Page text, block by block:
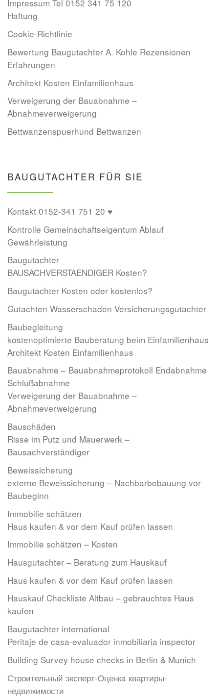
Impressum Tel 0152 341 75 120
Haftung
Cookie-Richtlinie
Bewertung Baugutachter A. Kohle Rezensionen
Erfahrungen
Architekt Kosten Einfamilienhaus
Verweigerung der Bauabnahme –
Abnahmeverweigerung
Bettwanzenspuerhund Bettwanzen
BAUGUTACHTER FÜR SIE
Kontakt 0152-341 751 20 ♥
Kontrolle Gemeinschaftseigentum Ablauf
Gewährleistung
Baugutachter
BAUSACHVERSTAENDIGER Kosten?
Baugutachter Kosten oder kostenlos?
Gutachten Wasserschaden Versicherungsgutachter
Baubegleitung
kostenoptimierte Bauberatung beim Einfamilienhaus
Architekt Kosten Einfamilienhaus
Bauabnahme – Bauabnahmeprotokoll Endabnahme
Schlußabnahme
Verweigerung der Bauabnahme –
Abnahmeverweigerung
Bauschäden
Risse im Putz und Mauerwerk –
Bausachverständiger
Beweissicherung
externe Beweissicherung – Nachbarbebauung vor
Baubeginn
Immobilie schätzen
Haus kaufen & vor dem Kauf prüfen lassen
Immobilie schätzen – Kosten
Hausgutachter – Beratung zum Hauskauf
Haus kaufen & vor dem Kauf prüfen lassen
Hauskauf Checkliste Altbau – gebrauchtes Haus
kaufen
Baugutachter international
Peritaje de casa-evaluador inmobiliaria inspector
Building Survey house checks in Berlin & Munich
Строительный эксперт-Оценкa квартиры-
недвижимости